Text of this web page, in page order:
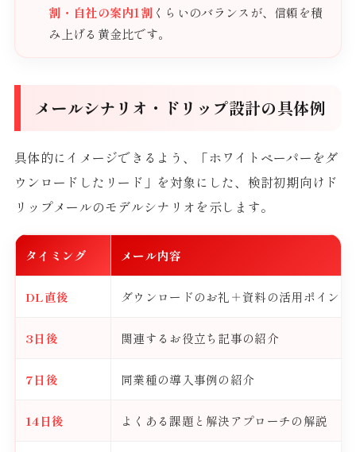
割・自社の案内1割 くらいのバランスが、信頼を積
み上げる黄金比です。
メールシナリオ・ドリップ設計の具体例
具体的にイメージできるよう、「ホワイトペーパーをダ
ウンロードしたリード」を対象にした、検討初期向けド
リップメールのモデルシナリオを示します。
タイミング メール内容
DL直後 ダウンロードのお礼＋資料の活用ポイント
3日後 関連するお役立ち記事の紹介
7日後 同業種の導入事例の紹介
14日後 よくある課題と解決アプローチの解説